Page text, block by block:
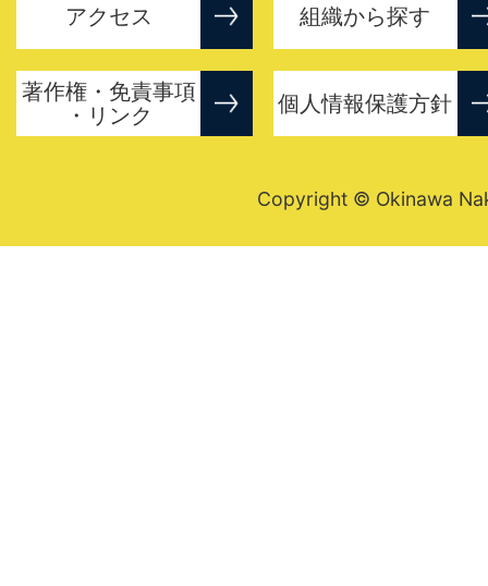
アクセス 組織から探す
著作権・免責事項
・リンク
個人情報保護方針
Copyright © Okinawa